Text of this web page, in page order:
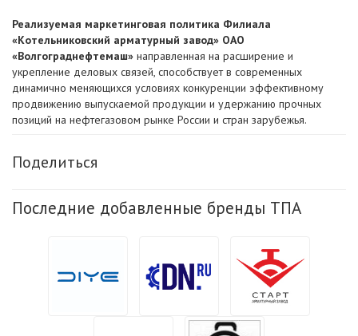
Реализуемая маркетинговая политика Филиала
«Котельниковский арматурный завод» ОАО
«Волгограднефтемаш» направленная на расширение и
укрепление деловых связей, способствует в современных
динамично меняющихся условиях конкуренции эффективному
продвижению выпускаемой продукции и удержанию прочных
позиций на нефтегазовом рынке России и стран зарубежья.
Поделиться
Последние добавленные бренды ТПА